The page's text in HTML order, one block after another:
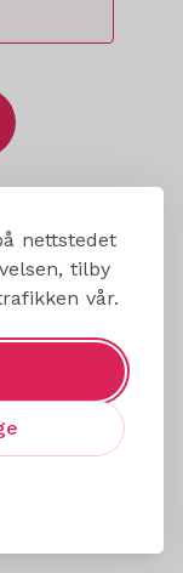
nettstedet
tilby
vår.